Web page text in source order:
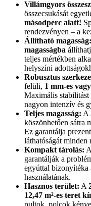
Villámgyors
összecsukását
másodperc alatt!
rendezvényen – a
Állítható magasság:
magasságba
teljes mértékben
helyszíni
Robusztus
felüli, 1 mm-es
Maximális stabilitást
nagyon intenzív és
Teljes magasság: A
köszönhetően sátra
Ez garantálja
láthatóságát minden
Kompakt tárolás:
garantálják a
egyúttal bizonyítéka
használatának.
Hasznos terület: A
12,47 m²-es teret
pultok, polcok